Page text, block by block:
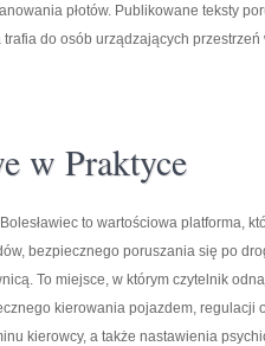
płotów. Publikowane teksty
do osób urządzających przestrzeń
w Praktyce
to wartościowa platforma,
bezpiecznego poruszania się po
To miejsce, w którym czytelnik
kierowania pojazdem, regulacji
kierowcy, a także nastawienia